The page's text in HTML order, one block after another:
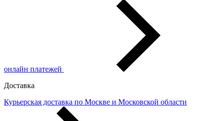
онлайн платежей
Доставка
Курьерская доставка по Москве и Московской области